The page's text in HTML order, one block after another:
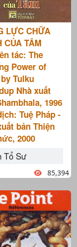
LỰC CHỮA
CỦA TÂM
tác: The
Power of
Tulku
Nhà xuất
1996
Tuệ Pháp -
bản Thiện
2000
Tổ Sư
85,394